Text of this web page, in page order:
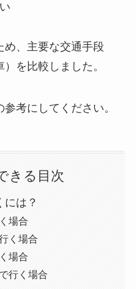
め、主要な交通手段
を比較しました。
考にしてください。
きる目次
には？
場合
く場合
場合
行く場合